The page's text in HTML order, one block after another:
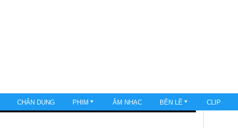
CHÂN DUNG PHIM ÂM NHẠC BÊN LỀ CLIP